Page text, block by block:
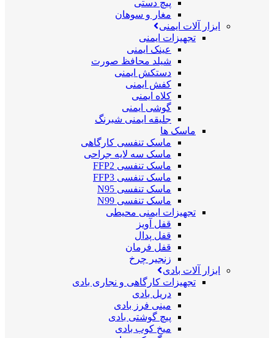
پیچ دستی
مغار و سوهان
ابزار آلات ایمنی
تجهیزات ایمنی
عینک ایمنی
شیلد محافظ صورت
دستکش ایمنی
کفش ایمنی
کلاه ایمنی
گوشی ایمنی
جلیقه ایمنی شبرنگ
ماسک ها
ماسک تنفسی کارگاهی
ماسک سه لایه جراحی
ماسک تنفسی FFP2
ماسک تنفسی FFP3
ماسک تنفسی N95
ماسک تنفسی N99
تجهیزات ایمنی محیطی
قفل آویز
قفل پدال
قفل فرمان
زنجیر چرخ
ابزار آلات بادی
تجهیزات کارگاهی و نجاری بادی
دریل بادی
مینی فرز بادی
پیچ گوشتی بادی
میخ کوب بادی